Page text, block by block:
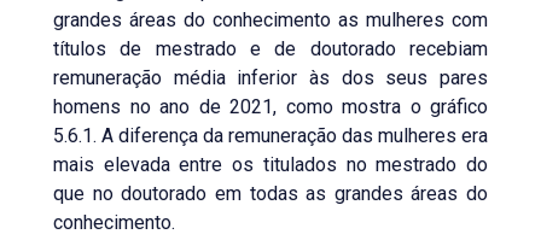
grandes áreas do conhecimento as mulheres com
títulos de mestrado e de doutorado recebiam
remuneração média inferior às dos seus pares
homens no ano de 2021, como mostra o gráfico
5.6.1. A diferença da remuneração das mulheres era
mais elevada entre os titulados no mestrado do
que no doutorado em todas as grandes áreas do
conhecimento.